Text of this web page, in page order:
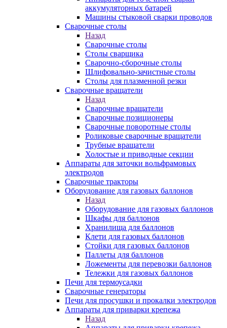
аккумуляторных батарей
Машины стыковой сварки проводов
Сварочные столы
Назад
Сварочные столы
Столы сварщика
Сварочно-сборочные столы
Шлифовально-зачистные столы
Столы для плазменной резки
Сварочные вращатели
Назад
Сварочные вращатели
Сварочные позиционеры
Сварочные поворотные столы
Роликовые сварочные вращатели
Трубные вращатели
Холостые и приводные секции
Аппараты для заточки вольфрамовых
электродов
Сварочные тракторы
Оборудование для газовых баллонов
Назад
Оборудование для газовых баллонов
Шкафы для баллонов
Хранилища для баллонов
Клети для газовых баллонов
Стойки для газовых баллонов
Паллеты для баллонов
Ложементы для перевозки баллонов
Тележки для газовых баллонов
Печи для термоусадки
Сварочные генераторы
Печи для просушки и прокалки электродов
Аппараты для приварки крепежа
Назад